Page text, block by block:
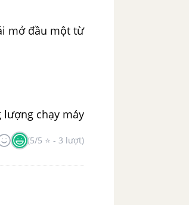
mở đầu một từ
chạy máy
(5/5 ⭐ - 3 lượt)